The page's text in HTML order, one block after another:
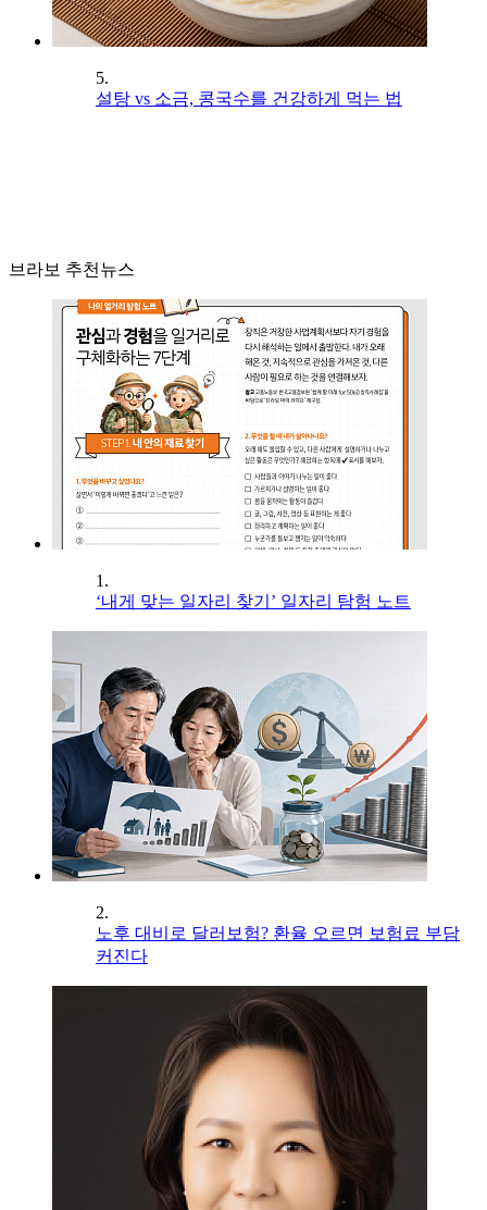
5.
설탕 vs 소금, 콩국수를 건강하게 먹는 법
브라보 추천뉴스
1.
‘내게 맞는 일자리 찾기’ 일자리 탐험 노트
2.
노후 대비로 달러보험? 환율 오르면 보험료 부담
커진다